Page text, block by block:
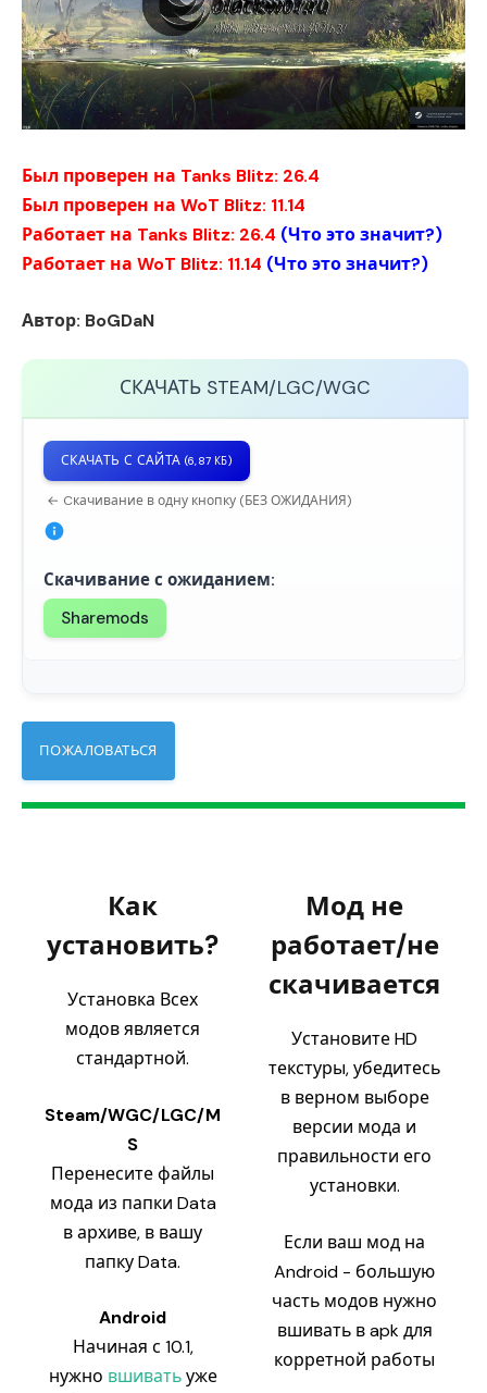
Был проверен на Tanks Blitz: 26.4
Был проверен на WoT Blitz: 11.14
Работает на Tanks Blitz: 26.4 (Что это значит?)
Работает на WoT Blitz: 11.14 (Что это значит?)
Автор: BoGDaN
СКАЧАТЬ STEAM/LGC/WGC
СКАЧАТЬ С САЙТА (6,87 КБ)
← Cкачивание в одну кнопку (БЕЗ ОЖИДАНИЯ)
Скачивание с ожиданием:
Sharemods
ПОЖАЛОВАТЬСЯ
Как
установить?
Установка Всех
модов является
стандартной.
Steam/WGC/LGC/M
S
Перенесите файлы
мода из папки Data
в архиве, в вашу
папку Data.
Android
Начиная с 10.1,
нужно вшиватьуже
Мод не
работает/не
скачивается
Установите HD
текстуры, убедитесь
в верном выборе
версии мода и
правильности его
установки.
Если ваш мод на
Android - большую
часть модов нужно
вшивать в apk для
корретной работы